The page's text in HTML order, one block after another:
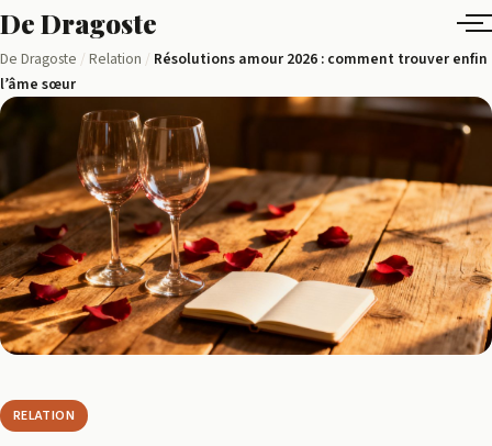
Aller
contenu
De Dragoste
Ensemble,
tissons
des
liens
De Dragoste / Relation / Résolutions amour 2026 : comment trouver enfin
l’âme sœur
RELATION